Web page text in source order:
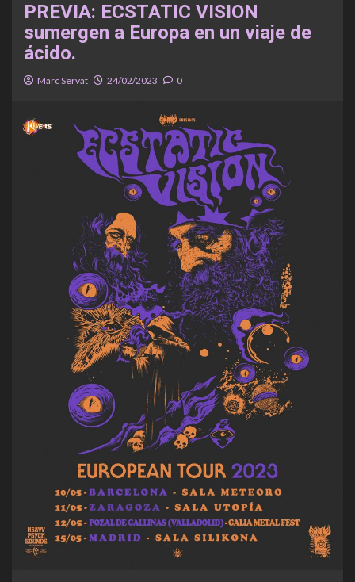
PREVIA: ECSTATIC VISION
sumergen a Europa en un viaje de
ácido.
Marc Servat 24/02/2023 0